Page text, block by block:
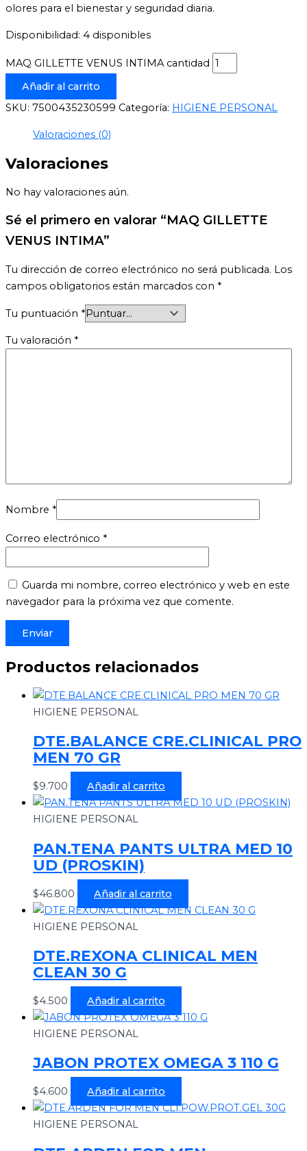
olores para el bienestar y seguridad diaria.
Disponibilidad: 4 disponibles
MAQ GILLETTE VENUS INTIMA cantidad
Añadir al carrito
SKU: 7500435230599 Categoría: HIGIENE PERSONAL
Valoraciones (0)
Valoraciones
No hay valoraciones aún.
Sé el primero en valorar “MAQ GILLETTE
VENUS INTIMA”
Tu dirección de correo electrónico no será publicada. Los
campos obligatorios están marcados con *
Tu puntuación *
Tu valoración *
Nombre *
Correo electrónico *
Guarda mi nombre, correo electrónico y web en este
navegador para la próxima vez que comente.
Productos relacionados
HIGIENE PERSONAL
DTE.BALANCE CRE.CLINICAL PRO
MEN 70 GR
$9.700 Añadir al carrito
HIGIENE PERSONAL
PAN.TENA PANTS ULTRA MED 10
UD (PROSKIN)
$46.800 Añadir al carrito
HIGIENE PERSONAL
DTE.REXONA CLINICAL MEN
CLEAN 30 G
$4.500 Añadir al carrito
HIGIENE PERSONAL
JABON PROTEX OMEGA 3 110 G
$4.600 Añadir al carrito
HIGIENE PERSONAL